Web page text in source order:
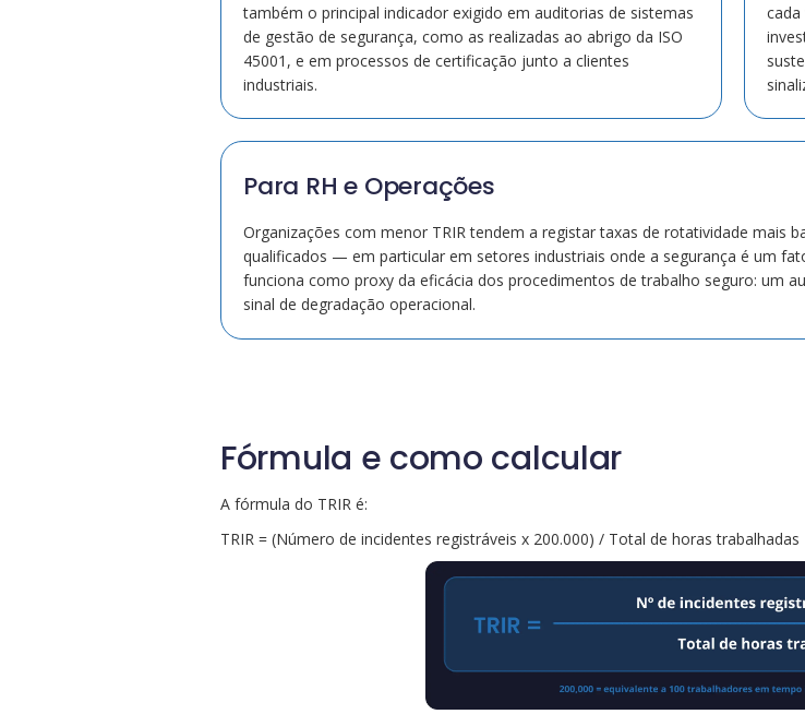
também o principal indicador exigido em auditorias de sistemas
de gestão de segurança, como as realizadas ao abrigo da ISO
45001, e em processos de certificação junto a clientes
industriais.
cada
Para RH e Operações
Organizações com menor TRIR tendem a registar taxas de rotatividade mais
qualificados — em particular em setores industriais onde a segurança é um
funciona como proxy da eficácia dos procedimentos de trabalho seguro: um
sinal de degradação operacional.
Fórmula e como calcular
A fórmula do TRIR é:
TRIR = (Número de incidentes registráveis x 200.000) / Total de horas trabalhadas